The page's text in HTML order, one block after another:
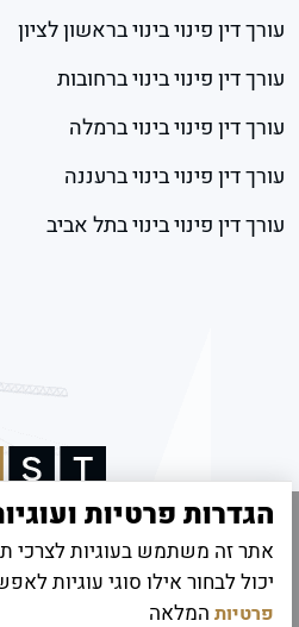
עורך דין פינוי בינוי בראשון לציון
עורך דין פינוי בינוי ברחובות
עורך דין פינוי בינוי ברמלה
עורך דין פינוי בינוי ברעננה
עורך דין פינוי בינוי בתל אביב
© 2026 כל הזכויות שמורות לאמיר שטיינהרץ
קידום אתרים
הגדרות פרטיות
אתר זה משתמש בעוגיות לצרכי
יכול לבחור אילו סוגי עוגיות
פרטיות המלאה